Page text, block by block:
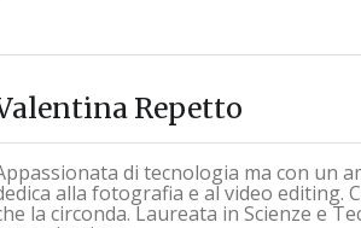
Repetto
di tecnologia ma con un
alla fotografia e al video editing.
la circonda. Laureata in Scienze e